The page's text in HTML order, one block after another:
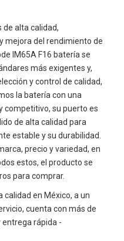
de alta calidad,
mejora del rendimiento de
IM65A F16 batería se
más exigentes y,
y control de calidad,
la batería con una
competitivo, su puerto es
de alta calidad para
estable y su durabilidad.
precio y variedad, en
estos, el producto se
para comprar.
en México, a un
cuenta con más de
entrega rápida -